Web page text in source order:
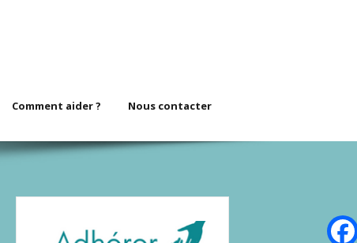
Comment aider ? Nous contacter